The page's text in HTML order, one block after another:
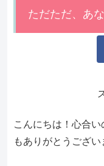
ただただ、あ
こんにちは！心合
もありがとうござい